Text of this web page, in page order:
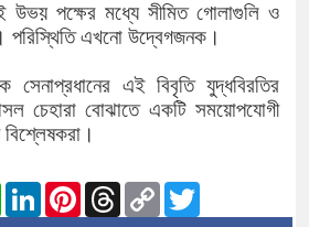
উভয় পক্ষের মধ্যে সীমিত গোলাগুলি ও
পরিস্থিতি এখনো উদ্বেগজনক।
সেনাপ্রধানের এই বিবৃতি যুদ্ধবিরতির
চেহারা বোঝাতে একটি সময়োপযোগী
WhatsApp
LinkedInPinterestThreads
Copy
Link